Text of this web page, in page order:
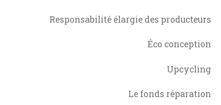
Responsabilité élargie des producteurs
Éco conception
Upcycling
Le fonds réparation